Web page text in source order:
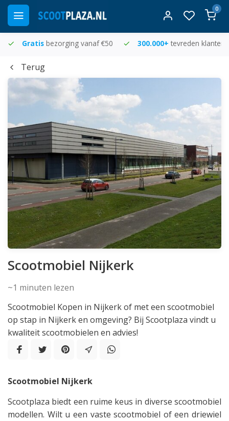
0
Gratis bezorging vanaf €50 300.000+ tevreden klanten
Terug
Scootmobiel Nijkerk
~1 minuten lezen
Scootmobiel Kopen in Nijkerk of met een scootmobiel
op stap in Nijkerk en omgeving? Bij Scootplaza vindt u
kwaliteit scootmobielen en advies!
Scootmobiel Nijkerk
Scootplaza biedt een ruime keus in diverse scootmobiel
modellen. Wilt u een vaste scootmobiel of een driewiel